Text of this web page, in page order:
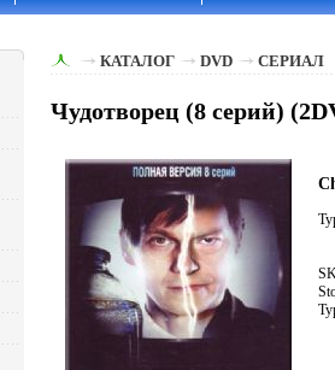
КАТАЛОГ DVD СЕРИАЛ
Чудотворец (8 серий)